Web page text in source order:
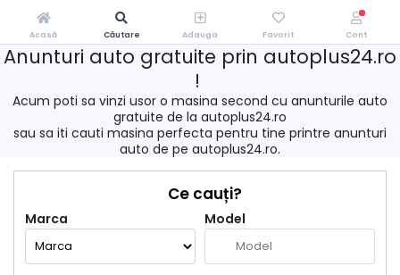
Anunturi auto gratuite prin autoplus24.ro
!
Acum poti sa vinzi usor o masina second cu anunturile auto
gratuite de la autoplus24.ro
sau sa iti cauti masina perfecta pentru tine printre anunturi
auto de pe autoplus24.ro.
Ce cauți?
Marca Model
Acasă Căutare Adauga Favorit Cont